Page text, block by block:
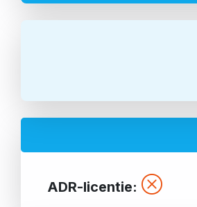
ADR-licentie: